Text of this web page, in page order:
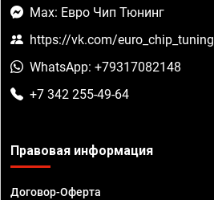
Max: Евро Чип Тюнинг
https://vk.com/euro_chip_tuning
WhatsApp: +79317082148
+7 342 255-49-64
Правовая информация
Договор-Оферта